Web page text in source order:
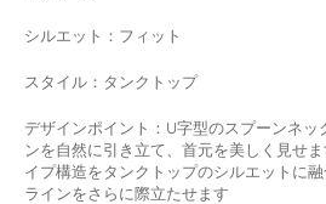
シルエット：フィット
スタイル：タンクトップ
デザインポイント： U字型のスプーンネッ
ンを自然に引き立て、首元を美しく見せ
イプ構造をタンクトップのシルエットに
ラインをさらに際立たせます